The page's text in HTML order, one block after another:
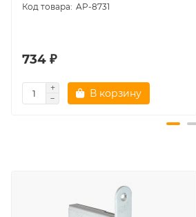
AP-8731
734 ₽
В корзину